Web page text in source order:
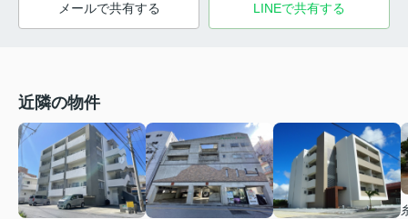
メールで共有する LINEで共有する
近隣の物件